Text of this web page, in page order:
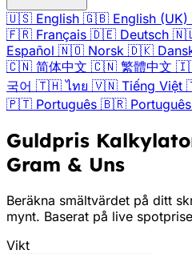
🇺🇸 English 🇬🇧 English (UK)
🇫🇷 Français 🇩🇪 Deutsch
Español 🇳🇴 Norsk 🇩🇰
🇨🇳 简体中文 🇨🇳 繁體中文
국어 🇹🇭 ไทย 🇻🇳 Tiếng Việt
🇵🇹 Português 🇧🇷
Guldpris
Gram & Uns
Beräkna smältvärdet på ditt
mynt. Baserat på live
Vikt